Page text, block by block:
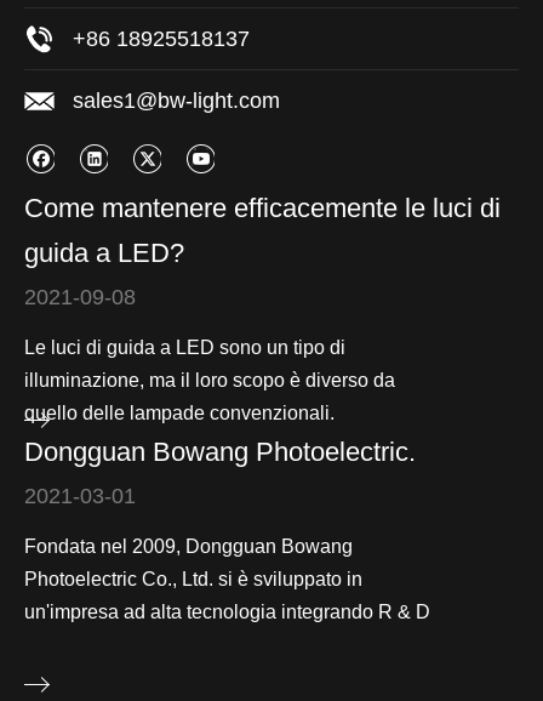
+86 18925518137
sales1@bw-light.com
Come mantenere efficacemente le luci di
guida a LED?
2021-09-08
Le luci di guida a LED sono un tipo di
illuminazione, ma il loro scopo è diverso da
quello delle lampade convenzionali.
Dongguan Bowang Photoelectric.
2021-03-01
Fondata nel 2009, Dongguan Bowang
Photoelectric Co., Ltd. si è sviluppato in
un'impresa ad alta tecnologia integrando R & D